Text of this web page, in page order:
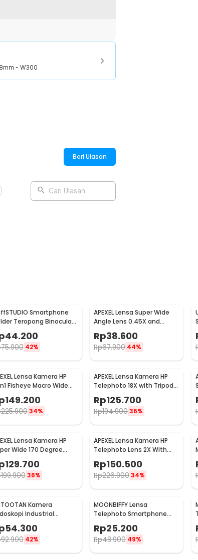
- W300
- W300
Beri Ulasan
Cari Ulasan
Smartphone
Teropong Binocular
44.200
75.900 42%
APEXEL Lensa Super Wide
Angle Lens 0.45X and
Macro Smartphone - APL-
0.45WM
Rp38.600
Rp67.900 44%
Lensa Kamera HP
Fisheye Macro Wide
149.200
225.900 34%
APEXEL Lensa Kamera HP
Telephoto 18X with Tripod
Rp125.700
Rp194.90036%
Lensa Kamera HP
Wide 170 Degree
129.700
199.900 36%
APEXEL Lensa Kamera HP
Telephoto Lens 2X With
Rp150.500
Rp226.90034%
Kamera
Industrial
3in1 5.5mm
- AN98
54.300
92.900 42%
MOONBIFFY Lensa
Telephoto Smartphone
8X - DW4638
Rp25.200
Rp48.900 49%